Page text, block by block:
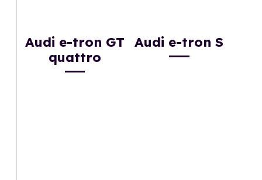
Audi e-tron GT
quattro
Audi e-tron S